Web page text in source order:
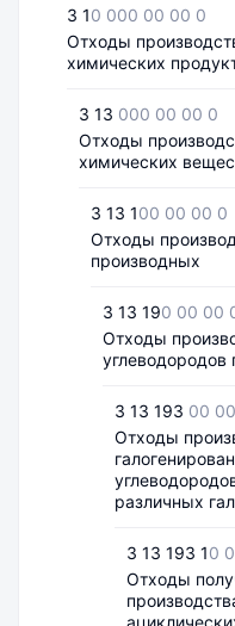
3 10 000 00 00 0
Отходы
химических
3 13 000 00 00 0
Отходы
химических
3 13 100 00 00 0
Отходы
производных
3 13 190 00 00
Отходы
углеводородов
3 13 193 00
Отходы
различных
3 13 193 10
Отходы